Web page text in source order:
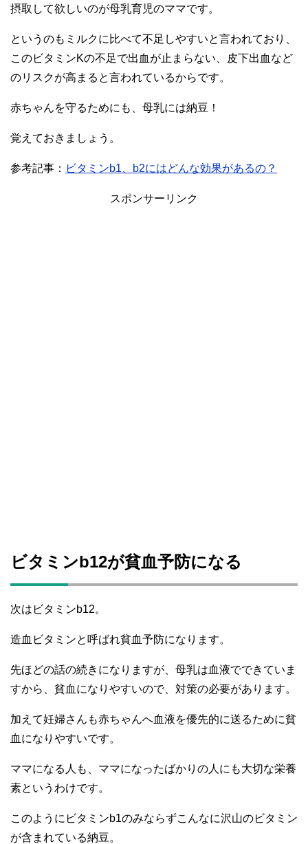
摂取して欲しいのが母乳育児のママです。
というのもミルクに比べて不足しやすいと言われており、
このビタミンKの不足で出血が止まらない、皮下出血など
のリスクが高まると言われているからです。
赤ちゃんを守るためにも、母乳には納豆！
覚えておきましょう。
参考記事： ビタミンb1、b2にはどんな効果があるの？
スポンサーリンク
ビタミンb12が貧血予防になる
次はビタミンb12。
造血ビタミンと呼ばれ貧血予防になります。
先ほどの話の続きになりますが、母乳は血液でできていま
すから、貧血になりやすいので、対策の必要があります。
加えて妊婦さんも赤ちゃんへ血液を優先的に送るために貧
血になりやすいです。
ママになる人も、ママになったばかりの人にも大切な栄養
素というわけです。
このようにビタミンb1のみならずこんなに沢山のビタミン
が含まれている納豆。